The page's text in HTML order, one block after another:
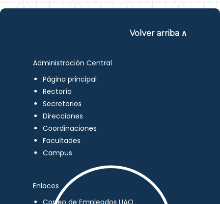
Volver arriba ∧
Administración Central
Página principal
Rectoría
Secretarios
Direcciones
Coordinaciones
Facultades
Campus
Enlaces
Correo de Empleados UAQ